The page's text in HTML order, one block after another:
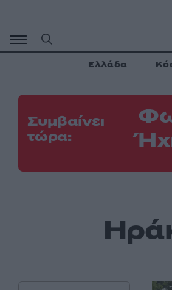
περιεχόμενο
Ελλάδα
Συμβαίνει
τώρα: